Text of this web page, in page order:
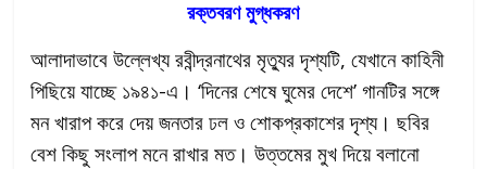
রক্তবরণ মুগ্ধকরণ
আলাদাভাবে উল্লেখ্য রবীন্দ্রনাথের মৃত্যুর দৃশ্যটি, যেখানে কাহিনী
পিছিয়ে যাচ্ছে ১৯৪১-এ। ‘দিনের শেষে ঘুমের দেশে’ গানটির সঙ্গে
মন খারাপ করে দেয় জনতার ঢল ও শোকপ্রকাশের দৃশ্য। ছবির
বেশ কিছু সংলাপ মনে রাখার মত। উত্তমের মুখ দিয়ে বলানো